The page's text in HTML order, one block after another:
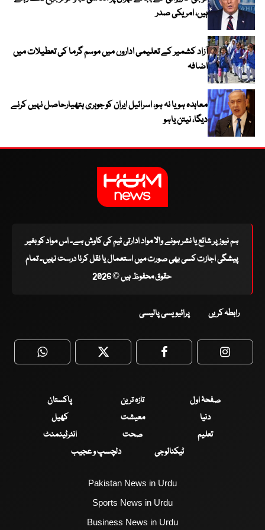
ہیں، امریکی صدر
آزاد کشمیر کے تعلیمی اداروں میں موسم گرما کی تعطیلات میں
اضافہ
معاہدہ ہو یا نہ ہو، اسرائیل ایران کو جوہری ہتھیارحاصل نہیں کرنے
دیگا، نیتن یاہو
ہم نیوز پر شائع یا نشر ہونے والا مواد ادارتی ٹیم کی کاوش ہے۔ اس مواد کو بغیر
پیشگی اجازت کسی بھی صورت میں استعمال یا نقل کرنا درست نہیں۔ تمام
حقوق محفوظ ہیں © 2026
رابطہ کریں پرائیویسی پالیسی
WhatsApp Twitter Facebook
صفحۂ اول تازہ ترین
پاکستان
دنیا
معیشت
کھیل
تعلیم
صحت
انٹرٹینمنٹ
ٹیکنالوجی
دلچسپ و عجیب
Pakistan News in Urdu
Sports News in Urdu
Business News in Urdu